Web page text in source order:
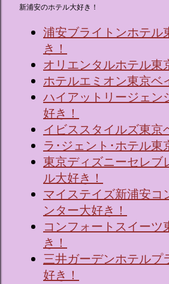
新浦安のホテル大好き！
浦安ブライトンホテル
き！
オリエンタルホテル東
ホテルエミオン東京ベ
ハイアットリージェン
好き！
イビススタイルズ東京
ラ･ジェント･ホテル東
東京ディズニーセレブ
ル大好き！
マイステイズ新浦安コ
ンター大好き！
コンフォートスイーツ
き！
三井ガーデンホテルプ
好き！